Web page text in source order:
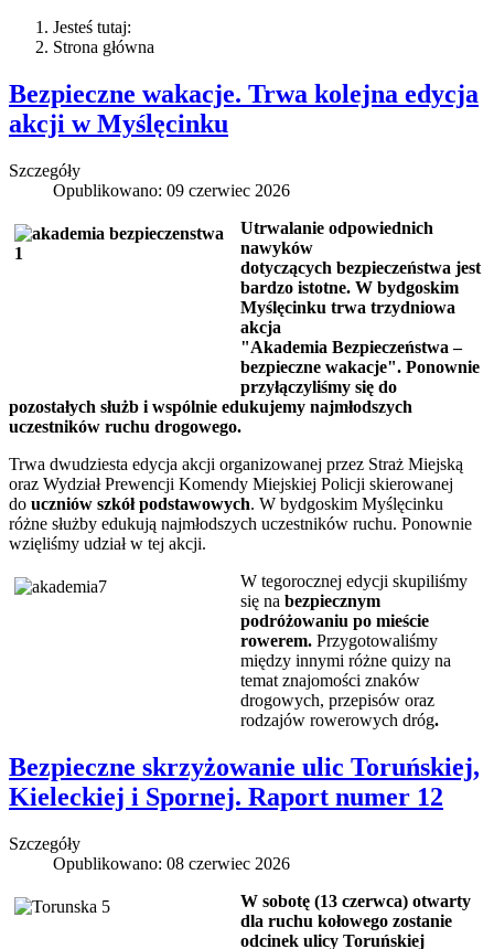
Jesteś tutaj:
Strona główna
Bezpieczne wakacje. Trwa kolejna edycja
akcji w Myślęcinku
Szczegóły
Opublikowano: 09 czerwiec 2026
Utrwalanie odpowiednich
nawyków
dotyczących bezpieczeństwa jest
bardzo istotne. W bydgoskim
Myślęcinku trwa trzydniowa
akcja
"Akademia Bezpieczeństwa –
bezpieczne wakacje". Ponownie
przyłączyliśmy się do
pozostałych służb i wspólnie edukujemy najmłodszych
uczestników ruchu drogowego.
Trwa dwudziesta edycja akcji organizowanej przez Straż Miejską
oraz Wydział Prewencji Komendy Miejskiej Policji skierowanej
do uczniów szkół podstawowych. W bydgoskim Myślęcinku
różne służby edukują najmłodszych uczestników ruchu. Ponownie
wzięliśmy udział w tej akcji.
W tegorocznej edycji skupiliśmy
się na bezpiecznym
podróżowaniu po mieście
rowerem. Przygotowaliśmy
między innymi różne quizy na
temat znajomości znaków
drogowych, przepisów oraz
rodzajów rowerowych dróg.
Bezpieczne skrzyżowanie ulic Toruńskiej,
Kieleckiej i Spornej. Raport numer 12
Szczegóły
Opublikowano: 08 czerwiec 2026
W sobotę (13 czerwca) otwarty
dla ruchu kołowego zostanie
odcinek ulicy Toruńskiej